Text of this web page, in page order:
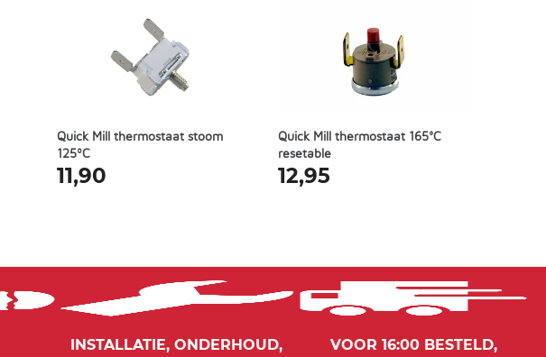
Quick Mill thermostaat stoom
125ºC
11,90
Quick Mill thermostaat 165°C
resetable
12,95
INSTALLATIE, ONDERHOUD,
VOOR 16:00 BESTELD,